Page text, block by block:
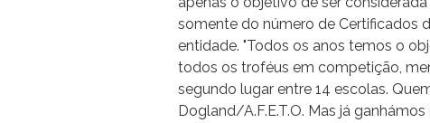
somente do número de Certificados
entidade. "Todos os anos temos o
todos os troféus em competição,
segundo lugar entre 14 escolas.
Dogland/A.F.E.T.O. Mas já